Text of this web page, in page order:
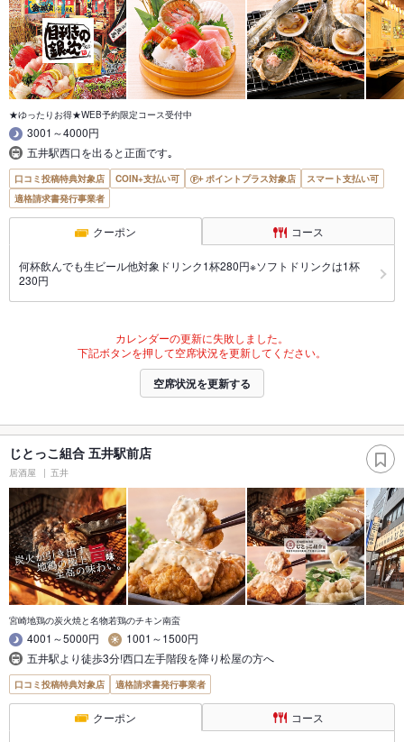
★ゆったりお得★WEB予約限定コース受付中
3001～4000円
五井駅西口を出ると正面です｡
口コミ投稿特典対象店 COIN+支払い可 ポイントプラス対象店
スマート支払い可
適格請求書発行事業者
クーポン コース
何杯飲んでも生ビール他対象ドリンク1杯280円※ソフトドリンクは1杯
230円
カレンダーの更新に失敗しました。
下記ボタンを押して空席状況を更新してください。
空席状況を更新する
じとっこ組合 五井駅前店
居酒屋 五井
宮崎地鶏の炭火焼と名物若鶏のチキン南蛮
4001～5000円
1001～1500円
五井駅より徒歩3分!西口左手階段を降り松屋の方へ
口コミ投稿特典対象店 適格請求書発行事業者
クーポン コース